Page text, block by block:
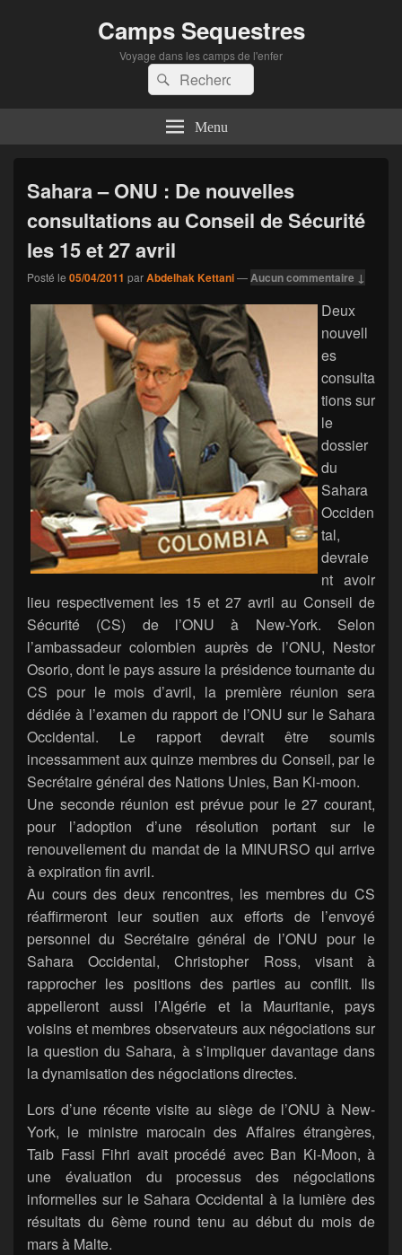
Camps Sequestres
Voyage dans les camps de l'enfer
Recherche :
Rechercher
Menu
Sahara – ONU : De nouvelles
consultations au Conseil de Sécurité
les 15 et 27 avril
Posté le 05/04/2011 parAbdelhak Kettani—Aucun commentaire ↓
Deux
nouvell
es
consulta
tions sur
le
dossier
du
Sahara
Occiden
tal,
devraie
nt avoir
lieu respectivement les 15 et 27 avril au Conseil de
Sécurité (CS) de l’ONU à New-York. Selon
l’ambassadeur colombien auprès de l’ONU, Nestor
Osorio, dont le pays assure la présidence tournante du
CS pour le mois d’avril, la première réunion sera
dédiée à l’examen du rapport de l’ONU sur le Sahara
Occidental. Le rapport devrait être soumis
incessamment aux quinze membres du Conseil, par le
Secrétaire général des Nations Unies, Ban Ki-moon.
Une seconde réunion est prévue pour le 27 courant,
pour l’adoption d’une résolution portant sur le
renouvellement du mandat de la MINURSO qui arrive
à expiration fin avril.
Au cours des deux rencontres, les membres du CS
réaffirmeront leur soutien aux efforts de l’envoyé
personnel du Secrétaire général de l’ONU pour le
Sahara Occidental, Christopher Ross, visant à
rapprocher les positions des parties au conflit. Ils
appelleront aussi l’Algérie et la Mauritanie, pays
voisins et membres observateurs aux négociations sur
la question du Sahara, à s’impliquer davantage dans
la dynamisation des négociations directes.
Lors d’une récente visite au siège de l’ONU à New-
York, le ministre marocain des Affaires étrangères,
Taib Fassi Fihri avait procédé avec Ban Ki-Moon, à
une évaluation du processus des négociations
informelles sur le Sahara Occidental à la lumière des
résultats du 6ème round tenu au début du mois de
mars à Malte.